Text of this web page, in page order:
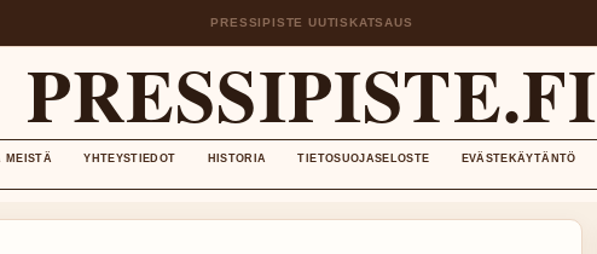
PRESSIPISTE UUTISKATSAUS
PRESSIPISTE.FI
MEISTÄ YHTEYSTIEDOT HISTORIA TIETOSUOJASELOSTE EVÄSTEKÄYTÄNTÖ